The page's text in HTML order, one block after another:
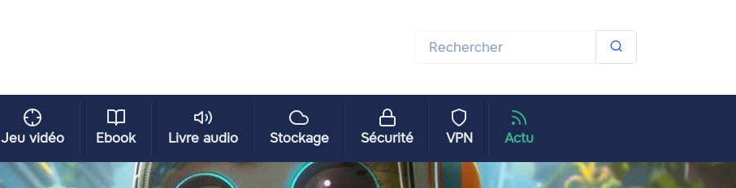
Jeu vidéo Ebook Livre audio Stockage Sécurité VPN Actu